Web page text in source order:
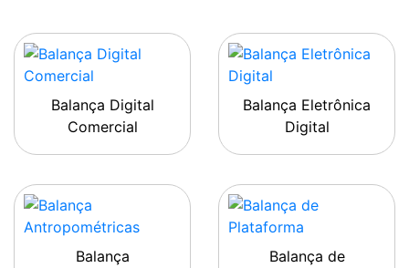
Balança Digital
Comercial
Balança Eletrônica
Digital
Balança
Balança de